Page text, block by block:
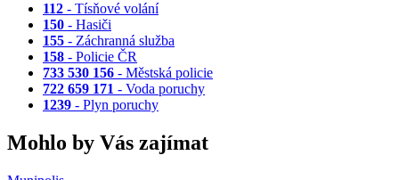
112 - Tísňové volání
150 - Hasiči
155 - Záchranná služba
158 - Policie ČR
733 530 156 - Městská policie
722 659 171 - Voda poruchy
1239 - Plyn poruchy
Mohlo by Vás zajímat